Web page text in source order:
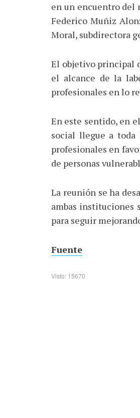
en un encuentro del
Federico Muñiz
Moral, subdirectora
El objetivo principal
el alcance de la
profesionales en lo
En este sentido, en
social llegue a toda
profesionales en
de personas
La reunión se ha
ambas instituciones
para seguir
Fuente
Visto: 15670